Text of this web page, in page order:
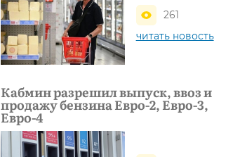
261
читать новость
Кабмин разрешил выпуск, ввоз и
продажу бензина Евро-2, Евро-3,
Евро-4